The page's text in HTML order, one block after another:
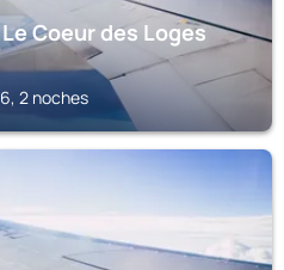
Coeur des Loges
2 noches